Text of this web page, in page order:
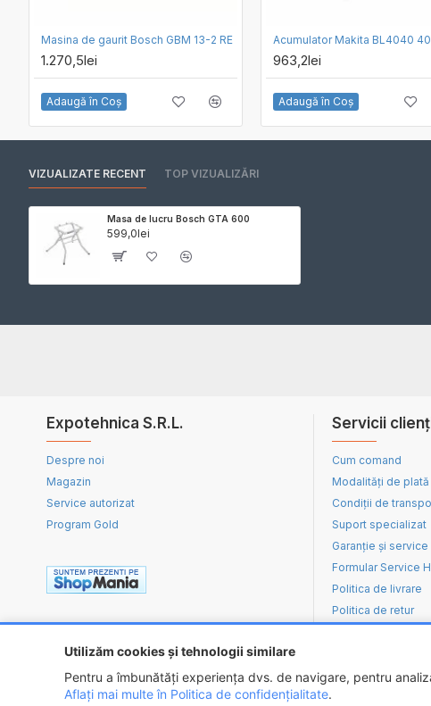
Utilizăm cookies și tehnologii similare
Pentru a îmbunătăți experiența dvs. de navigare, pentru
Aflați mai multe în Politica de confidențialitate.
Masina de gaurit Bosch GBM 13-2 RE
1.270,5lei
Adaugă în Coş
963,2lei
Adaugă în Coş
VIZUALIZATE RECENT TOP VIZUALIZĂRI
Masa de lucru Bosch GTA 600
599,0lei
Expotehnica S.R.L.
Despre noi
Magazin
Service autorizat
Program Gold
Servicii
Cum comand
Modalități de plată
Condiții de
Suport specializat
Garanție și service
Formular Service
Politica de livrare
Politica de retur
Copyright ©2026 - EXPOTEHNICA S.R.L.